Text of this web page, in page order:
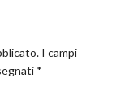
I campi
*